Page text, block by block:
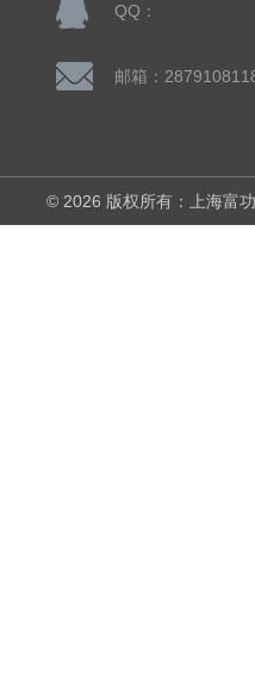
QQ：
邮箱：
© 2026 版权所有：上海富